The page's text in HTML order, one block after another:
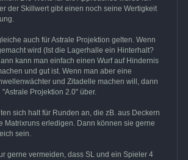
der Skillwert gibt einen noch seine Wertigkeit
auch für Astrale Projektion gelten. Wenn
wird (Ist die Lagerhalle ein Hinterhalt?
kann man einfach einen Wurf auf Hindernis
und gut ist. Wenn man aber eine
und Zitadelle machen will, dann
Projektion 2.0" über.
sich halt für Runden an, die zB. aus Deckern
Matrixruns erledigen. Dann können sie gerne
sein.
gerne vermeiden, dass SL und ein Spieler 4